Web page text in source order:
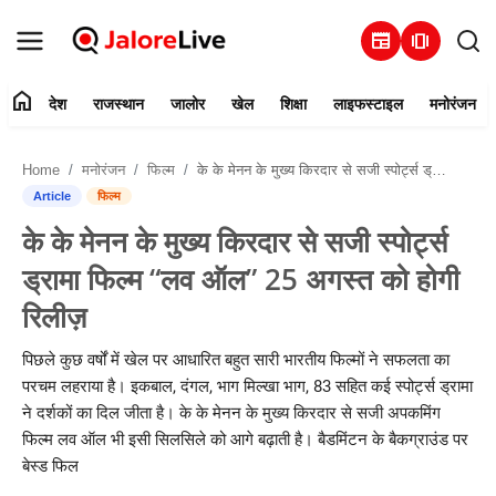
newspaper amp_stories
संपर्क करें
देश
राजस्थान
जालोर
खेल
शिक्षा
home देश राजस्थान जालोर खेल शिक्षा लाइफस्टाइल मनोरंजन
Home मनोरंजन फिल्म के के मेनन के मुख्य किरदार से सजी स्पोर्ट्स ड्रामा फिल्म “लव ऑल” 25 अगस्त को होगी रिलीज़
Article फिल्म
के के मेनन के मुख्य किरदार से सजी स्पोर्ट्स
ड्रामा फिल्म “लव ऑल” 25 अगस्त को होगी
रिलीज़
पिछले कुछ वर्षों में खेल पर आधारित बहुत सारी भारतीय फिल्मों ने सफलता का
परचम लहराया है। इकबाल, दंगल, भाग मिल्खा भाग, 83 सहित कई स्पोर्ट्स ड्रामा
ने दर्शकों का दिल जीता है। के के मेनन के मुख्य किरदार से सजी अपकमिंग
फिल्म लव ऑल भी इसी सिलसिले को आगे बढ़ाती है। बैडमिंटन के बैकग्राउंड पर
बेस्ड फिल